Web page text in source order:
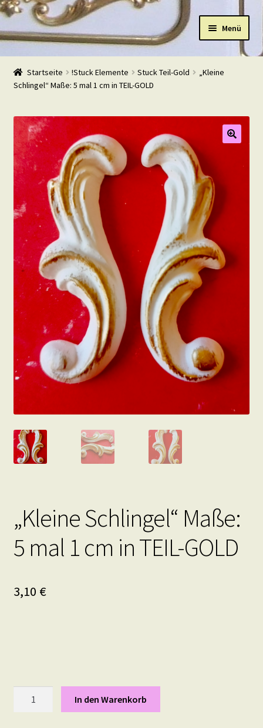
Navigation
Zum
Inhalt
Menü
Start
Shop
Warenkorb
Mein Konto
Kasse
Beispiele
Kontakt
Startseite !Stuck Elemente Stuck Teil-Gold
„Kleine
Schlingel“ Maße: 5 mal 1 cm in TEIL-GOLD
„Kleine Schlingel“ Maße:
5 mal 1 cm in TEIL-GOLD
3,10 €
In den Warenkorb